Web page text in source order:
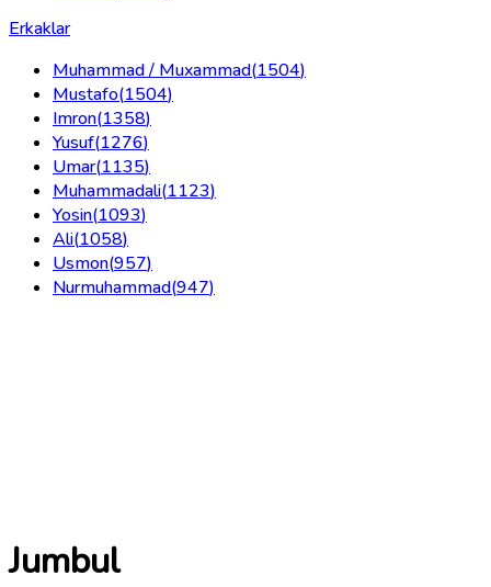
Erkaklar
Muhammad / Muxammad(1504)
Mustafo(1504)
Imron(1358)
Yusuf(1276)
Umar(1135)
Muhammadali(1123)
Yosin(1093)
Ali(1058)
Usmon(957)
Nurmuhammad(947)
Jumbul